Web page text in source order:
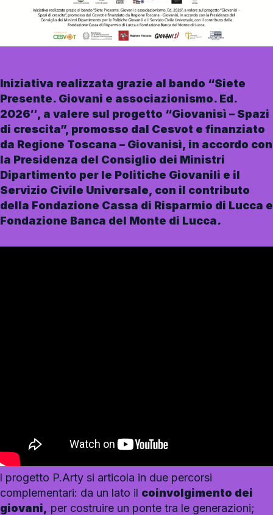
Iniziativa realizzata grazie al bando “Siete
Presente. Giovani e associazionismo. Ed.
2026″, a valere sul progetto “Giovanisì – Spazi
di crescita”, promosso dal Cesvot e finanziato
da Regione Toscana – Giovanisì, in accordo con
la Presidenza del Consiglio dei Ministri
Dipartimento per le Politiche Giovanili e il
Servizio Civile Universale, con il contributo
della Fondazione Cassa di Risparmio di Lucca e
Fondazione Banca del Monte di Lucca.
l progetto P.Arty si articola in due percorsi
complementari: da un lato il coinvolgimento dei
giovani, per costruire un ponte tra le generazioni;